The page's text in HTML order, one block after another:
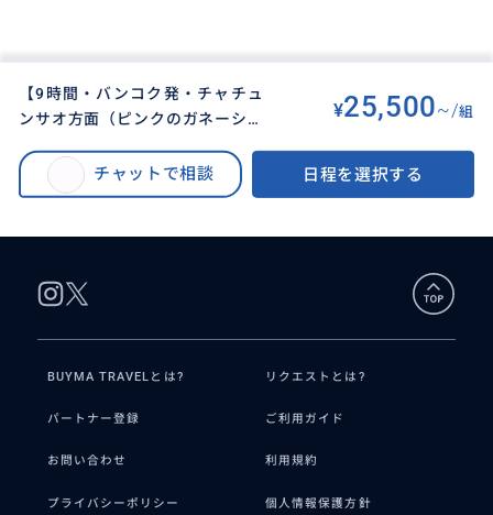
【9時間・バンコク発・チャチュ
ンサオ方面（ピンクのガネーシャ
語ガイド＆運転手付き／9名まで
同額！ご希望に合わせてアレン
¥25,500~/組
チャットで相談 日程を選択する
【バンコク発・チャチュンサオ方面（ピンクのガネーシャ）貸切チャータ
ー】（選べる６～９時間）日本語ガイド＆運転手付き／9名まで同額！ご希望
に合わせワットパクナムなどバンコク観光地と組み合わせも可能
BUYMA TRAVELとは? リクエストとは?
パートナー登録 ご利用ガイド
お問い合わせ 利用規約
プライバシーポリシー 個人情報保護方針